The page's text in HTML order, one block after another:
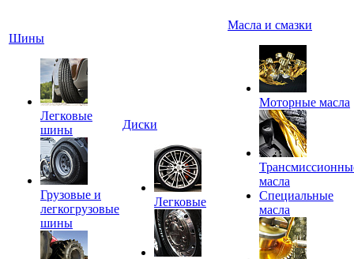
Шины
Легковые
шины
Грузовые и
легкогрузовые
шины
Диски
Легковые
Масла и смазки
Моторные масла
масла
Специальные
масла